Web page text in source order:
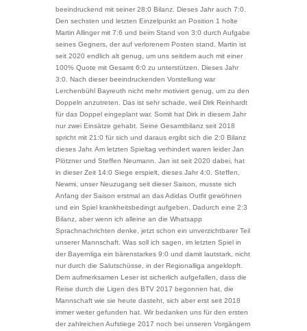
beeindruckend mit seiner 28:0 Bilanz. Dieses Jahr auch 7:0.
Den sechsten und letzten Einzelpunkt an Position 1 holte
Martin Allinger mit 7:6 und beim Stand von 3:0 durch Aufgabe
seines Gegners, der auf verlorenem Posten stand. Martin ist
seit 2020 endlich alt genug, um uns seitdem auch mit einer
100% Quote mit Gesamt 6:0 zu unterstützen. Dieses Jahr
3:0. Nach dieser beeindruckenden Vorstellung war
Lerchenbühl Bayreuth nicht mehr motiviert genug, um zu den
Doppeln anzutreten. Das ist sehr schade, weil Dirk Reinhardt
für das Doppel eingeplant war. Somit hat Dirk in diesem Jahr
nur zwei Einsätze gehabt. Seine Gesamtbilanz seit 2018
spricht mit 21:0 für sich und daraus ergibt sich die 2:0 Bilanz
dieses Jahr. Am letzten Spieltag verhindert waren leider Jan
Plötzner und Steffen Neumann. Jan ist seit 2020 dabei, hat
in dieser Zeit 14:0 Siege erspielt, dieses Jahr 4:0. Steffen,
Newmi, unser Neuzugang seit dieser Saison, musste sich
Anfang der Saison erstmal an das Adidas Outfit gewöhnen
und ein Spiel krankheitsbedingt aufgeben. Dadurch eine 2:3
Bilanz, aber wenn ich alleine an die Whatsapp
Sprachnachrichten denke, jetzt schon ein unverzichtbarer Teil
unserer Mannschaft. Was soll ich sagen, im letzten Spiel in
der Bayernliga ein bärenstarkes 9:0 und damit lautstark, nicht
nur durch die Salutschüsse, in der Regionalliga angeklopft.
Dem aufmerksamen Leser ist sicherlich aufgefallen, dass die
Reise durch die Ligen des BTV 2017 begonnen hat, die
Mannschaft wie sie heute dasteht, sich aber erst seit 2018
immer weiter gefunden hat. Wir bedanken uns für den ersten
der zahlreichen Aufstiege 2017 noch bei unseren Vorgängern